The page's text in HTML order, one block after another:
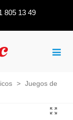
805 13 49
> Juegos de